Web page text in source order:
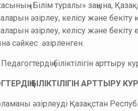
«Білім туралы» заңына,
әзірлеу, келісу және
әзірлеу, келісу және
сәйкес әзірленген.
біліктілігін
БІЛІКТІЛІГІН АРТТЫРУ
әзірлеуді Қазақстан